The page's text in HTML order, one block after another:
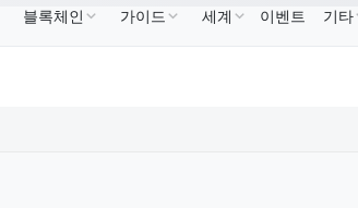
↑2.10% USDC USDCUS$0.9995 ↑0.00% XRPXRPUS$1.09
블록체인 가이드 세계 이벤트 기타